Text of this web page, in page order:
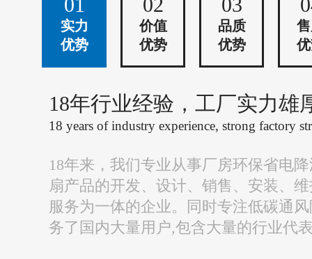
实力
优势
价值
优势
品质
优势
18年行业经验，工厂实力雄
18 years of industry experience, strong factory
18年来，我们专业从事厂房环保省电
扇产品的开发、设计、销售、安装、
服务为一体的企业。同时专注低碳通
务了国内大量用户,包含大量的行业代